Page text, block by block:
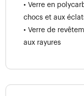
• Verre en
chocs et aux
• Verre de
aux rayures